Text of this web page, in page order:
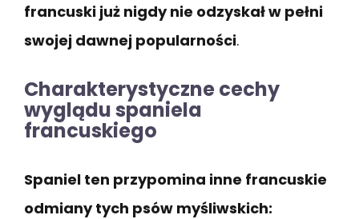
francuski już nigdy nie odzyskał w pełni
swojej dawnej popularności.
Charakterystyczne cechy
wyglądu spaniela
francuskiego
Spaniel ten przypomina inne francuskie
odmiany tych psów myśliwskich: